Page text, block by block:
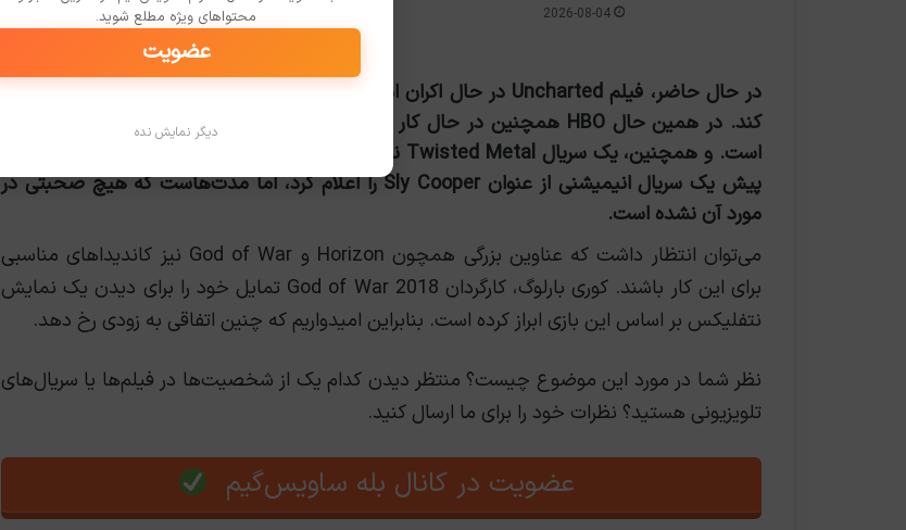
2026-08-04
در حال حاضر، فیلم Uncharted در حال اکران است. تام هالند در نقش نیتن دریک جوان بازی می
کند. در همین حال HBO همچنین در حال کار بر روی سریال تلویزیونی اقتباسی The Last of Us
است. و همچنین، یک سریال Twisted Metal نیز در دست ساخت است. سونی همچنین چند سال
پیش یک سریال انیمیشنی از عنوان Sly Cooper را اعلام کرد، اما مدت‌هاست که هیچ صحبتی در
مورد آن نشده است.
می‌توان انتظار داشت که عناوین بزرگی همچون Horizon و God of War نیز کاندیداهای مناسبی
برای این کار باشند. کوری بارلوگ، کارگردان God of War 2018 تمایل خود را برای دیدن یک نمایش
نتفلیکس بر اساس این بازی ابراز کرده است. بنابراین امیدواریم که چنین اتفاقی به زودی رخ دهد.
نظر شما در مورد این موضوع چیست؟ منتظر دیدن کدام یک از شخصیت‌ها در فیلم‌ها یا سریال‌های
تلویزیونی هستید؟ نظرات خود را برای ما ارسال کنید.
عضویت در کانال بله ساویس‌گیم
محتواهای ویژه مطلع شوید.
عضویت
دیگر نمایش نده